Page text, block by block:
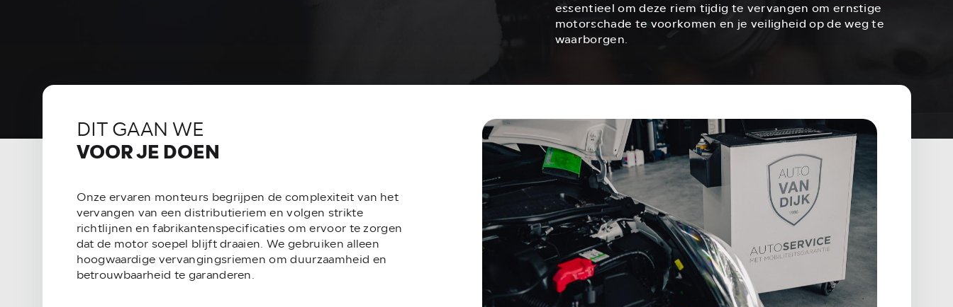
essentieel om deze riem tijdig te vervangen om ernstige
motorschade te voorkomen en je veiligheid op de weg te
waarborgen.
DIT GAAN WE
VOOR JE DOEN
Onze ervaren monteurs begrijpen de complexiteit van het
vervangen van een distributieriem en volgen strikte
richtlijnen en fabrikantenspecificaties om ervoor te zorgen
dat de motor soepel blijft draaien. We gebruiken alleen
hoogwaardige vervangingsriemen om duurzaamheid en
betrouwbaarheid te garanderen.